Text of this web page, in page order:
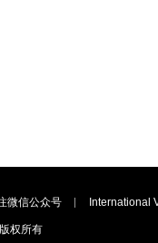
微信公众号 International
权所有